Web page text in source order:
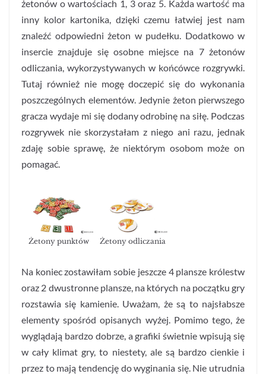
żetonów o wartościach 1, 3 oraz 5. Każda wartość ma
inny kolor kartonika, dzięki czemu łatwiej jest nam
znaleźć odpowiedni żeton w pudełku. Dodatkowo w
insercie znajduje się osobne miejsce na 7 żetonów
odliczania, wykorzystywanych w końcówce rozgrywki.
Tutaj również nie mogę doczepić się do wykonania
poszczególnych elementów. Jedynie żeton pierwszego
gracza wydaje mi się dodany odrobinę na siłę. Podczas
rozgrywek nie skorzystałam z niego ani razu, jednak
zdaję sobie sprawę, że niektórym osobom może on
pomagać.
Żetony punktów Żetony odliczania
Na koniec zostawiłam sobie jeszcze 4 plansze królestw
oraz 2 dwustronne plansze, na których na początku gry
rozstawia się kamienie. Uważam, że są to najsłabsze
elementy spośród opisanych wyżej. Pomimo tego, że
wyglądają bardzo dobrze, a grafiki świetnie wpisują się
w cały klimat gry, to niestety, ale są bardzo cienkie i
przez to mają tendencję do wyginania się. Nie utrudnia